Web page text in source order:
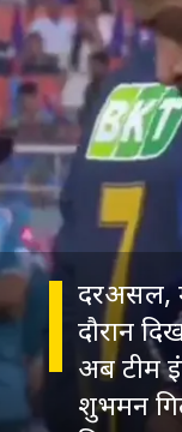
दरअसल,
दौरान
अब टीम
शुभमन